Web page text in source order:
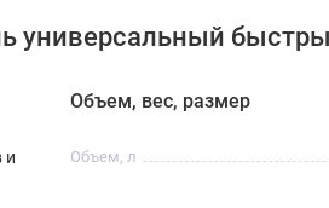
универсальный
и
Объем, вес, размер
Объем, л